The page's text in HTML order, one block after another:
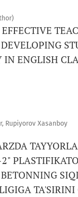
IN ENGLISH
Rupiyorov Xasanboy
TA'SIRINI